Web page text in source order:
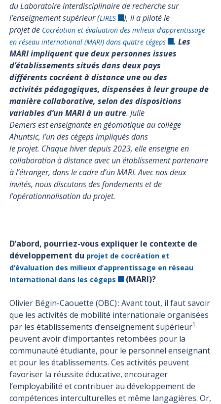
du Laboratoire interdisciplinaire de recherche sur
l’enseignement supérieur (LIRES
), il a piloté le
projet de Cocréation et évaluation des milieux d’apprentissage
en réseau international (MARI) dans quatre cégeps
. Les
MARI impliquent que deux personnes issues
d’établissements situés dans deux pays
différents cocréent à distance une ou des
activités pédagogiques, dispensées à leur groupe de
manière collaborative, selon des dispositions
variables d’un MARI à un autre. Julie
Demers est enseignante en géomatique au collège
Ahuntsic, l’un des cégeps impliqués dans
le projet. Chaque hiver depuis 2023, elle enseigne en
collaboration à distance avec un établissement partenaire
à l’étranger, dans le cadre d’un MARI. Avec nos deux
invités, nous discutons des fondements et de
l’opérationnalisation du projet.
D’abord, pourriez-vous expliquer le contexte de
développement du projet de cocréation et
d’évaluation des milieux d’apprentissage en réseau
international dans les cégeps
(MARI)?
Olivier Bégin-Caouette (OBC) : Avant tout, il faut savoir
que les activités de mobilité internationale organisées
par les établissements d’enseignement supérieur1
peuvent avoir d’importantes retombées pour la
communauté étudiante, pour le personnel enseignant
et pour les établissements. Ces activités peuvent
favoriser la réussite éducative, encourager
l’employabilité et contribuer au développement de
compétences interculturelles et même langagières. Or,